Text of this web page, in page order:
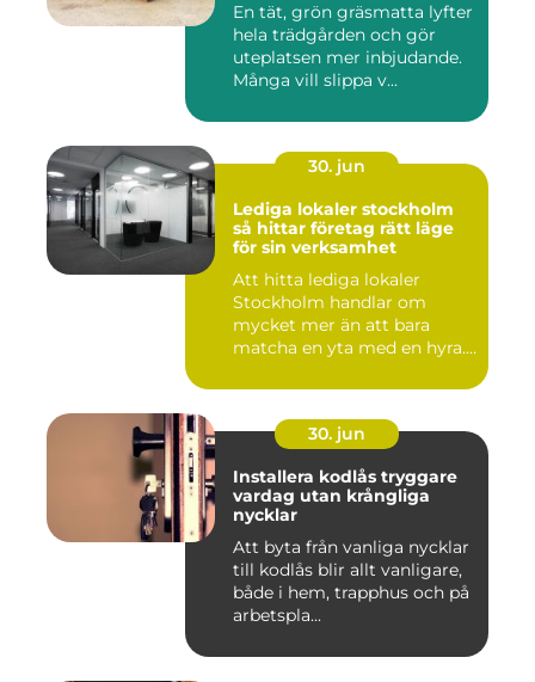
En tät, grön gräsmatta lyfter
hela trädgården och gör
uteplatsen mer inbjudande.
Många vill slippa v...
30. jun
Lediga lokaler stockholm
så hittar företag rätt läge
för sin verksamhet
Att hitta lediga lokaler
Stockholm handlar om
mycket mer än att bara
matcha en yta med en hyra.
30. jun
Installera kodlås tryggare
vardag utan krångliga
nycklar
Att byta från vanliga nycklar
till kodlås blir allt vanligare,
både i hem, trapphus och på
arbetspla...